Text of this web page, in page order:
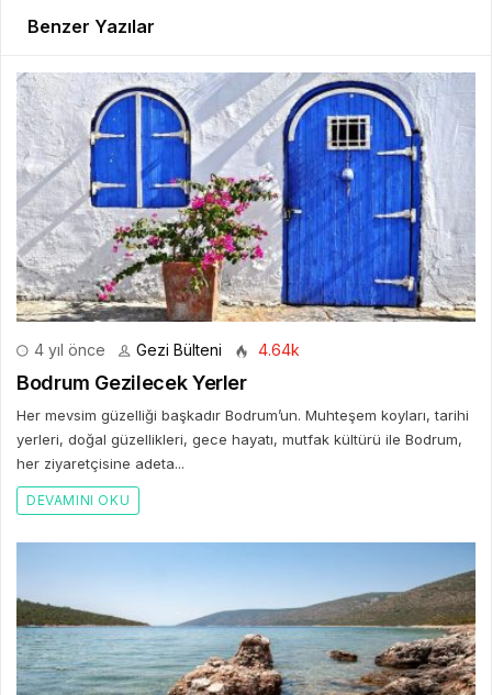
Benzer Yazılar
4 yıl önce Gezi Bülteni 4.64k
Bodrum Gezilecek Yerler
Her mevsim güzelliği başkadır Bodrum’un. Muhteşem koyları, tarihi
yerleri, doğal güzellikleri, gece hayatı, mutfak kültürü ile Bodrum,
her ziyaretçisine adeta...
DEVAMINI OKU